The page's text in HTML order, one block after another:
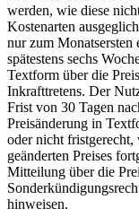
werden, wie diese
Kostenarten
nur zum
spätestens sechs
Textform über die
Inkrafttretens. Der
Frist von 30 Tagen
Preisänderung in
oder nicht
geänderten Preises
Mitteilung über die
hinweisen.